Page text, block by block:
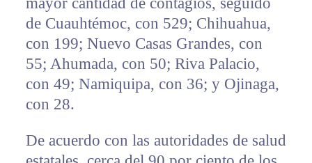
de Cuauhtémoc, con 529; Chihuahua,
con 199; Nuevo Casas Grandes, con
55; Ahumada, con 50; Riva Palacio,
con 49; Namiquipa, con 36; y Ojinaga,
con 28.
De acuerdo con las autoridades de salud